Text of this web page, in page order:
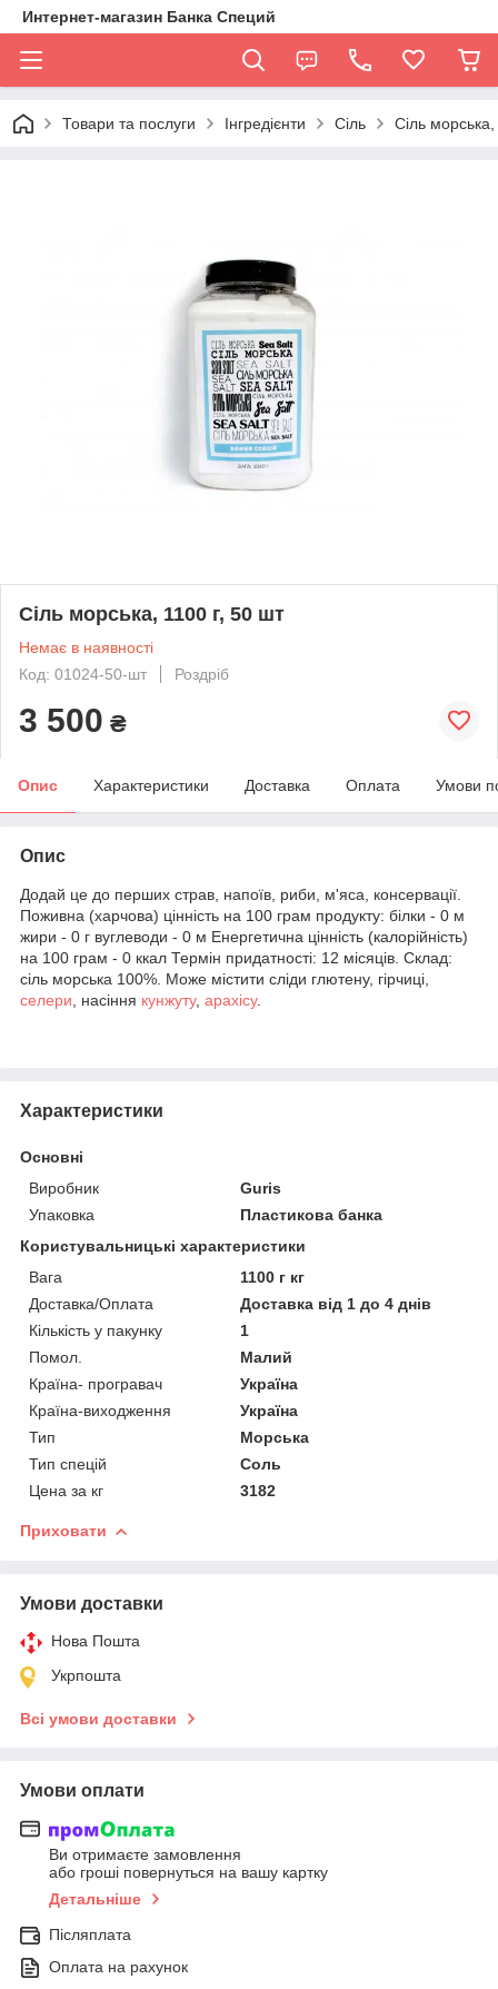
Интернет-магазин Банка Специй
Товари та послуги Інгредієнти Сіль Сіль
Сіль морська, 1100 г, 50 шт
Немає в наявності
Код: 01024-50-шт
Роздріб
3 500 ₴
Опис Характеристики Доставка Оплата Умови
Опис
Додай це до перших страв, напоїв, риби, м'яса, консервації.
Поживна (харчова) цінність на 100 грам продукту: білки - 0 м
жири - 0 г вуглеводи - 0 м Енергетична цінність (калорійність)
на 100 грам - 0 ккал Термін придатності: 12 місяців. Склад:
сіль морська 100%. Може містити сліди глютену, гірчиці,
селери , насіння кунжуту, арахісу.
Характеристики
Основні
Виробник
Guris
Упаковка
Пластикова банка
Користувальницькі характеристики
Вага
1100 г кг
Доставка/Оплата
Доставка від 1 до 4 днів
Кількість у пакунку
1
Помол.
Малий
Країна- програвач
Україна
Країна-виходження
Україна
Тип
Морська
Тип спецій
Соль
Цена за кг
3182
Приховати
Умови доставки
Нова Пошта
Укрпошта
Всі умови доставки
Умови оплати
Ви отримаєте замовлення
або гроші повернуться на вашу картку
Детальніше
Післяплата
Оплата на рахунок